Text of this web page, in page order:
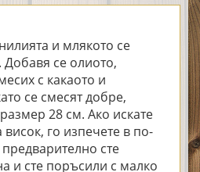
и млякото се
Добавя се олиото,
с какаото и
се смесят добре,
28 см. Ако искате
го изпечете в по-
сте
и сте поръсили с малко